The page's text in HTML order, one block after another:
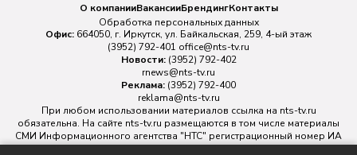
О компанииВакансииБрендингКонтакты
Обработка персональных данных
Офис: 664050, г. Иркутск, ул. Байкальская, 259, 4-ый этаж
(3952) 792-401 office@nts-tv.ru
Новости: (3952) 792-402
rnews@nts-tv.ru
Реклама: (3952) 792-400
reklama@nts-tv.ru
При любом использовании материалов ссылка на nts-tv.ru
обязательна. На сайте nts-tv.ru размещаются в том числе материалы
СМИ Информационного агентства "НТС" регистрационный номер ИА
№ ФС 77 - 88763 зарегистрировано Федеральной службой по